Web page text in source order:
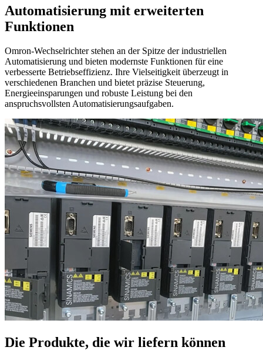
Automatisierung mit erweiterten
Funktionen
Omron-Wechselrichter stehen an der Spitze der industriellen
Automatisierung und bieten modernste Funktionen für eine
verbesserte Betriebseffizienz. Ihre Vielseitigkeit überzeugt in
verschiedenen Branchen und bietet präzise Steuerung,
Energieeinsparungen und robuste Leistung bei den
anspruchsvollsten Automatisierungsaufgaben.
Die Produkte, die wir liefern können